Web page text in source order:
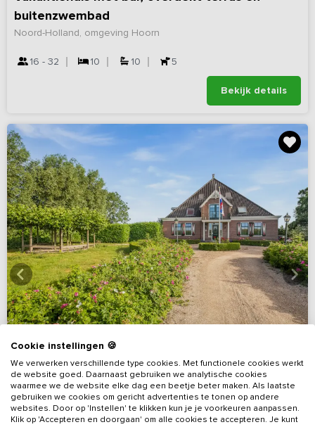
buitenzwembad
Noord-Holland, omgeving Hoorn
16 - 32 10 10 5
Bekijk details
Virtuele rondleiding 9,5(91 reviews)
Cookie instellingen 🍪
We verwerken verschillende type cookies. Met functionele cookies werkt
de website goed. Daarnaast gebruiken we analytische cookies
waarmee we de website elke dag een beetje beter maken. Als laatste
gebruiken we cookies om gericht advertenties te tonen op andere
websites. Door op 'Instellen' te klikken kun je je voorkeuren aanpassen.
Klik op 'Accepteren en doorgaan' om alle cookies te accepteren. Je kunt